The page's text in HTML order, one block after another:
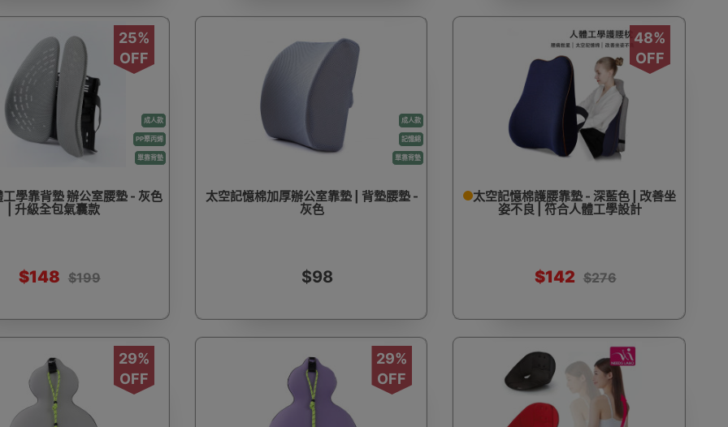
成人款
PP聚丙烯
單靠背墊
25%
OFF
學靠背墊 辦公室腰墊 - 灰色
| 升級全包氣囊款
$148 $199
成人款
記憶綿
單靠背墊
太空記憶棉加厚辦公室靠墊 | 背墊腰墊 -
灰色
$98
48%
OFF
太空記憶棉護腰靠墊 - 深藍色 | 改善坐
姿不良 | 符合人體工學設計
$142 $276
29%
OFF
29%
OFF